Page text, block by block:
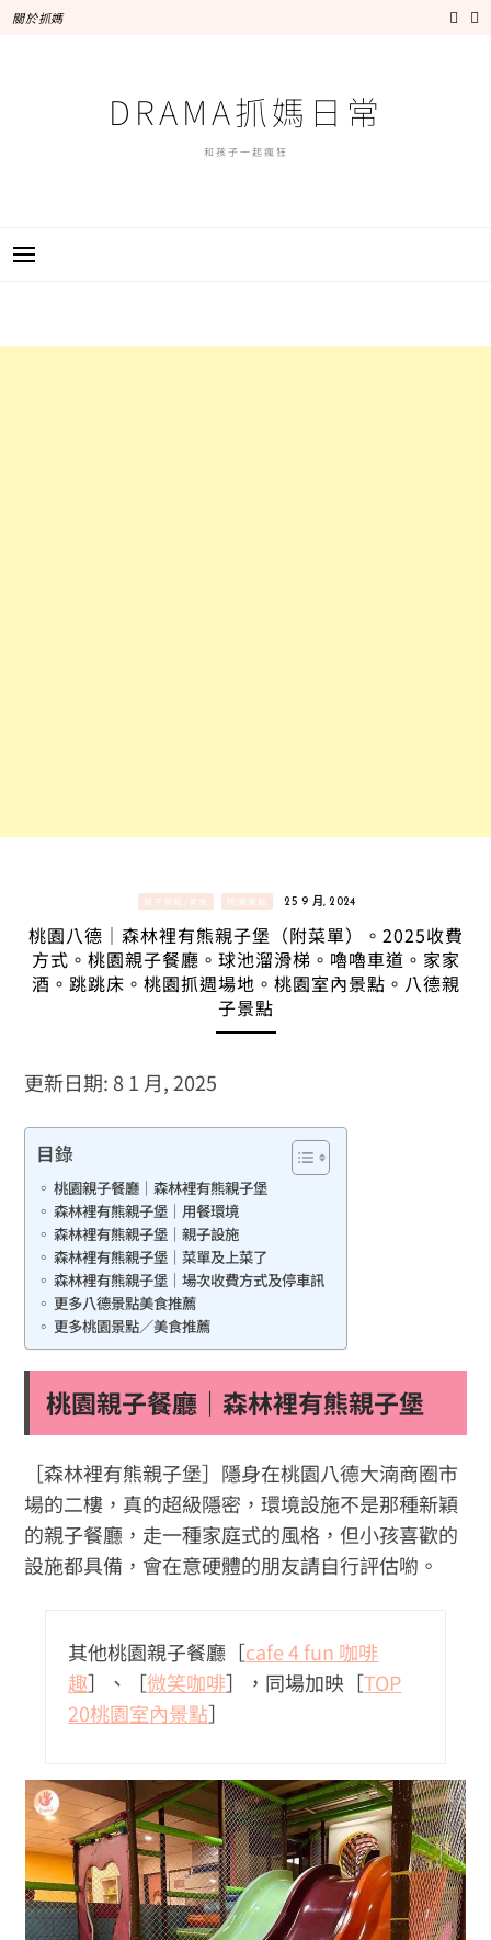
關於抓媽
DRAMA抓媽日常
和孩子一起瘋狂
親子景點/美食 桃園景點 25 9 月, 2024
桃園八德｜森林裡有熊親子堡（附菜單）。2025收費
方式。桃園親子餐廳。球池溜滑梯。嚕嚕車道。家家
酒。跳跳床。桃園抓週場地。桃園室內景點。八德親
子景點
更新日期: 8 1 月, 2025
目錄
桃園親子餐廳｜森林裡有熊親子堡
森林裡有熊親子堡｜用餐環境
森林裡有熊親子堡｜親子設施
森林裡有熊親子堡｜菜單及上菜了
森林裡有熊親子堡｜場次收費方式及停車訊
更多八德景點美食推薦
更多桃園景點／美食推薦
桃園親子餐廳｜森林裡有熊親子堡
［森林裡有熊親子堡］隱身在桃園八德大湳商圈市
場的二樓，真的超級隱密，環境設施不是那種新穎
的親子餐廳，走一種家庭式的風格，但小孩喜歡的
設施都具備，會在意硬體的朋友請自行評估喲。
其他桃園親子餐廳［cafe 4 fun 咖啡
趣］、［微笑咖啡］，同場加映［TOP
20桃園室內景點］